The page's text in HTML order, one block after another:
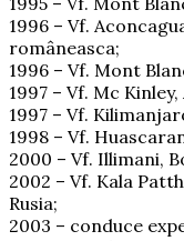
1996 – Vf.
româneasca;
1996 – Vf. Mont
1997 – Vf. Mc Kinley,
1997 – Vf.
1998 – Vf.
2000 – Vf. Illimani,
2002 – Vf. Kala
Rusia;
2003 – conduce